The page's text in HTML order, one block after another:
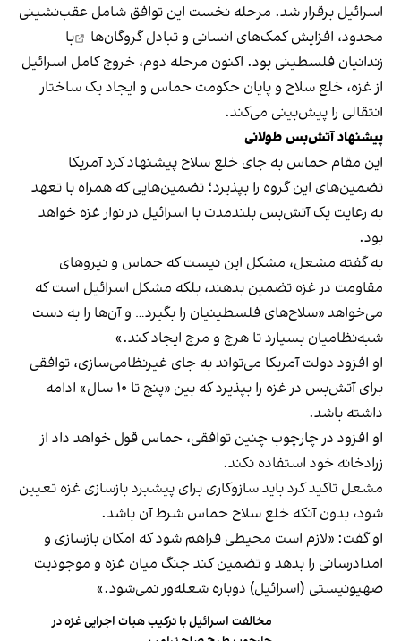
اسرائیل برقرار شد. مرحله نخست این توافق شامل عقب‌نشینی
محدود، افزایش کمک‌های انسانی و تبادل گروگان‌ها
با
زندانیان فلسطینی بود. اکنون مرحله دوم، خروج کامل اسرائیل
از غزه، خلع سلاح و پایان حکومت حماس و ایجاد یک ساختار
انتقالی را پیش‌بینی می‌کند.
پیشنهاد آتش‌بس طولانی
این مقام حماس به جای خلع سلاح پیشنهاد کرد آمریکا
تضمین‌های این گروه را بپذیرد؛ تضمین‌هایی که همراه با تعهد
به رعایت یک آتش‌بس بلندمدت با اسرائیل در نوار غزه خواهد
بود.
به گفته مشعل، مشکل این نیست که حماس و نیروهای
مقاومت در غزه تضمین بدهند، بلکه مشکل اسرائیل است که
می‌خواهد «سلاح‌های فلسطینیان را بگیرد… و آن‌ها را به دست
شبه‌نظامیان بسپارد تا هرج و مرج ایجاد کند.»
او افزود دولت آمریکا می‌تواند به جای غیرنظامی‌سازی، توافقی
برای آتش‌بس در غزه را بپذیرد که بین «پنج تا ۱۰ سال» ادامه
داشته باشد.
او افزود در چارچوب چنین توافقی، حماس قول خواهد داد از
زرادخانه خود استفاده نکند.
مشعل تاکید کرد باید سازوکاری برای پیشبرد بازسازی غزه تعیین
شود، بدون آنکه خلع سلاح حماس شرط آن باشد.
او گفت: «لازم است محیطی فراهم شود که امکان بازسازی و
امدادرسانی را بدهد و تضمین کند جنگ میان غزه و موجودیت
صهیونیستی (اسرائیل) دوباره شعله‌ور نمی‌شود.»
مخالفت اسرائیل با ترکیب هیات اجرایی غزه در